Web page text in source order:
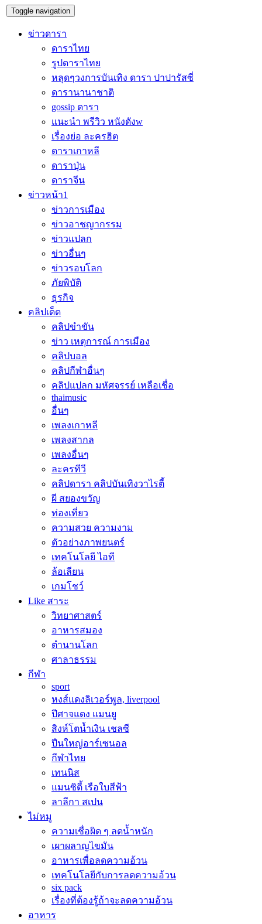
Toggle navigation
ข่าวดารา
ดาราไทย
รูปดาราไทย
หลุดๆวงการบันเทิง ดารา ปาปารัสซี่
ดารานานาชาติ
gossip ดารา
แนะนำ พรีวิว หนังดังw
เรื่องย่อ ละครฮิต
ดาราเกาหลี
ดาราปุ่น
ดาราจีน
ข่าวหน้า1
ข่าวการเมือง
ข่าวอาชญากรรม
ข่าวแปลก
ข่าวอื่นๆ
ข่าวรอบโลก
ภัยพิบัติ
ธุรกิจ
คลิปเด็ด
คลิปขำขัน
ข่าว เหตุการณ์ การเมือง
คลิปบอล
คลิปกีฬาอื่นๆ
คลิปแปลก มหัศจรรย์ เหลือเชื่อ
thaimusic
อื่นๆ
เพลงเกาหลี
เพลงสากล
เพลงอื่นๆ
ละครทีวี
คลิปดารา คลิปบันเทิงวาไรตี้
ผี สยองขวัญ
ท่องเที่ยว
ความสวย ความงาม
ตัวอย่างภาพยนตร์
เทคโนโลยี ไอที
ล้อเลียน
เกมโชว์
Like สาระ
วิทยาศาสตร์
อาหารสมอง
ตำนานโลก
ศาลาธรรม
กีฬา
sport
หงส์แดงลิเวอร์พูล, liverpool
ปีศาจแดง แมนยู
สิงห์โตน้ำเงิน เชลซี
ปืนใหญ่อาร์เซนอล
กีฬาไทย
เทนนิส
แมนซิตี้ เรือใบสีฟ้า
ลาลีกา สเปน
ไม่หมู
ความเชื่อผิด ๆ ลดน้ำหนัก
เผาผลาญไขมัน
อาหารเพื่อลดความอ้วน
เทคโนโลยีกับการลดความอ้วน
six pack
เรื่องที่ต้องรู้ถ้าจะลดความอ้วน
อาหาร